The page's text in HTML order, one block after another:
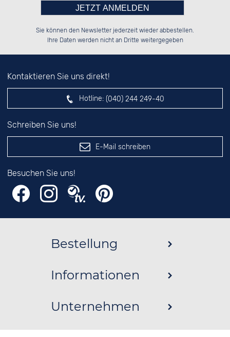
░░████░░██░░██░░░░░░██░░░░░░██░░
░░░░██░░██████░░░░████░░░░████░░
░░░░██░░░░░░██░░░░░░██░░░░░░██░░
Bitte tragen Sie die Zahl in
das nebenstehende Feld ein.
Sie können den Newsletter jederzeit wieder abbestellen.
Ihre Daten werden nicht an Dritte weitergegeben
Kontaktieren Sie uns direkt!
Hotline: (040) 244 249-40
Schreiben Sie uns!
E-Mail schreiben
Besuchen Sie uns!
Bestellung
Informationen
Unternehmen